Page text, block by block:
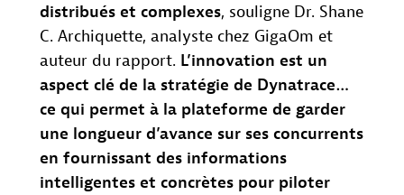
distribués et complexes, souligne Dr. Shane
C. Archiquette, analyste chez GigaOm et
auteur du rapport. L’innovation est un
aspect clé de la stratégie de Dynatrace…
ce qui permet à la plateforme de garder
une longueur d’avance sur ses concurrents
en fournissant des informations
intelligentes et concrètes pour piloter